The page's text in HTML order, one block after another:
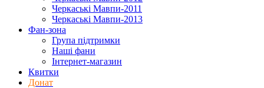
Черкаські Мавпи-2011
Черкаські Мавпи-2013
Фан-зона
Група підтримки
Наші фани
Інтернет-магазин
Квитки
Донат